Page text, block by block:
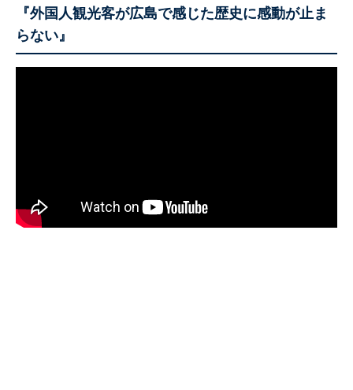
『外国人観光客が広島で感じた歴史に感動が止ま
らない』